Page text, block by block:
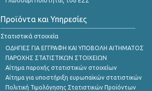
Προϊόντα και Υπηρεσίες
Στατιστικά στοιχεία
ΟΔΗΓΙΕΣ ΓΙΑ ΕΓΓΡΑΦΗ ΚΑΙ ΥΠΟΒΟΛΗ ΑΙΤΗΜΑΤΟΣ
ΠΑΡΟΧΗΣ ΣΤΑΤΙΣΤΙΚΩΝ ΣΤΟΙΧΕΙΩΝ
Αίτημα παροχής στατιστικών στοιχείων
Αίτημα για υποστήριξη ευρωπαϊκών στατιστικών
Πολιτική Τιμολόγησης Στατιστικών Προϊόντων